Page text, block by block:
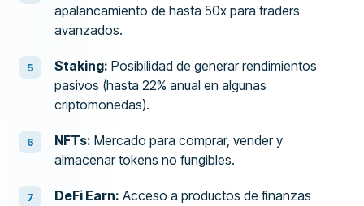
apalancamiento de hasta 50x para traders
avanzados.
Staking: Posibilidad de generar rendimientos
pasivos (hasta 22% anual en algunas
criptomonedas).
NFTs: Mercado para comprar, vender y
almacenar tokens no fungibles.
DeFi Earn: Acceso a productos de finanzas